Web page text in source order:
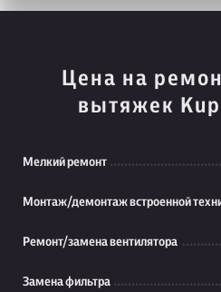
Цена на
вытяжек
Мелкий ремонт
Монтаж/демонтаж встроенной
Ремонт/замена вентилятора
Замена фильтра